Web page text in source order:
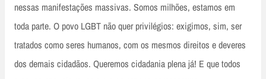
nessas manifestações massivas. Somos milhões, estamos em
toda parte. O povo LGBT não quer privilégios: exigimos, sim, ser
tratados como seres humanos, com os mesmos direitos e deveres
dos demais cidadãos. Queremos cidadania plena já! E que todos